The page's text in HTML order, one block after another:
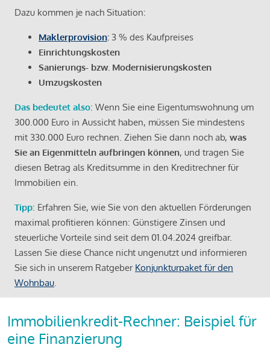
Dazu kommen je nach Situation:
Maklerprovision: 3 % des Kaufpreises
Einrichtungskosten
Sanierungs- bzw. Modernisierungskosten
Umzugskosten
Das bedeutet also: Wenn Sie eine Eigentumswohnung um
300.000 Euro in Aussicht haben, müssen Sie mindestens
mit 330.000 Euro rechnen. Ziehen Sie dann noch ab, was
Sie an Eigenmitteln aufbringen können, und tragen Sie
diesen Betrag als Kreditsumme in den Kreditrechner für
Immobilien ein.
Tipp: Erfahren Sie, wie Sie von den aktuellen Förderungen
maximal profitieren können: Günstigere Zinsen und
steuerliche Vorteile sind seit dem 01.04.2024 greifbar.
Lassen Sie diese Chance nicht ungenutzt und informieren
Sie sich in unserem Ratgeber Konjunkturpaket für den
Wohnbau.
Immobilienkredit-Rechner: Beispiel für
eine Finanzierung